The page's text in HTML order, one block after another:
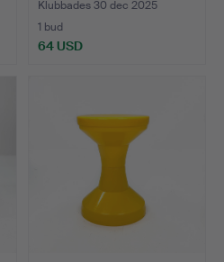
Klubbades 30 dec 2025
1 bud
64 USD